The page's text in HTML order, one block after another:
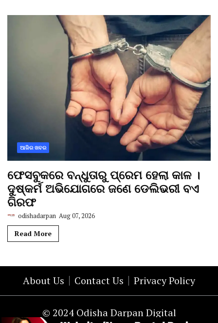
ଆଜିର ଖବର
ଫେସବୁକରେ ବନ୍ଧୁତାରୁ ପ୍ରେମ ହେଲା କାଳ ।
ଦୁଷ୍କର୍ମ ଅଭିଯୋଗରେ ଜଣେ ଡେଲିଭରୀ ବଏ
ଗିରଫ
odishadarpan Aug 07, 2026
Read More
About Us Contact Us Privacy Policy
© 2024 Odisha Darpan Digital